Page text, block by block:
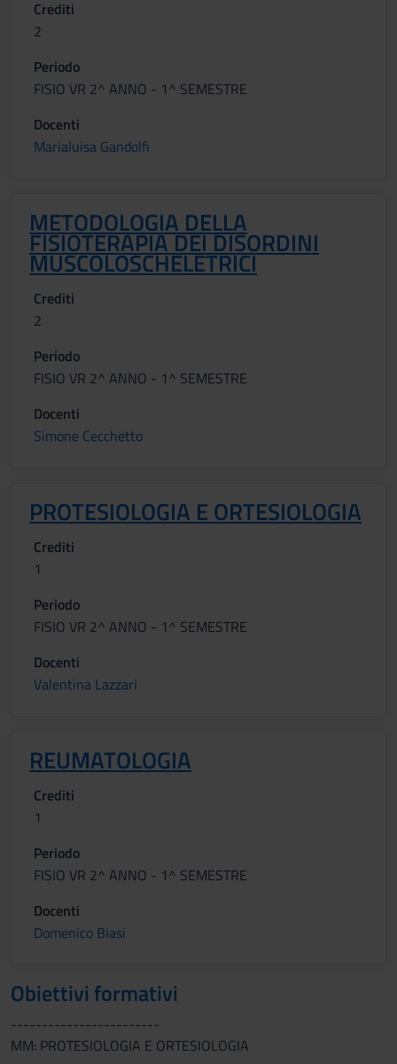
Crediti
2
Periodo
FISIO VR 2^ ANNO - 1^ SEMESTRE
Docenti
Marialuisa Gandolfi
METODOLOGIA DELLA
FISIOTERAPIA DEI DISORDINI
MUSCOLOSCHELETRICI
Crediti
2
Periodo
FISIO VR 2^ ANNO - 1^ SEMESTRE
Docenti
Simone Cecchetto
PROTESIOLOGIA E ORTESIOLOGIA
Crediti
1
Periodo
FISIO VR 2^ ANNO - 1^ SEMESTRE
Docenti
Valentina Lazzari
REUMATOLOGIA
Crediti
1
Periodo
FISIO VR 2^ ANNO - 1^ SEMESTRE
Docenti
Domenico Biasi
Obiettivi formativi
------------------------
MM: PROTESIOLOGIA E ORTESIOLOGIA